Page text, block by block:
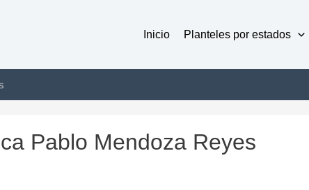
Inicio Planteles por estados
Pablo Mendoza Reyes